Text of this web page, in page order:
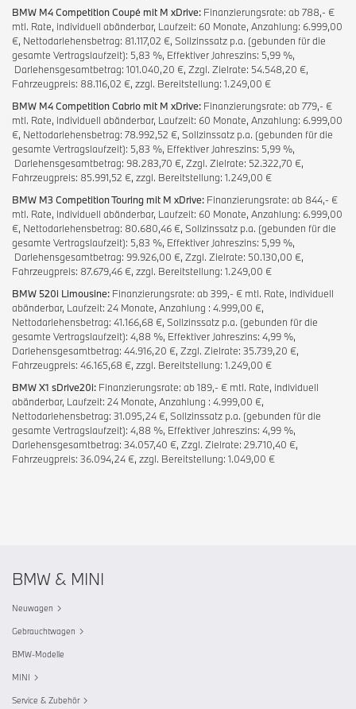
BMW M4 Competition Coupé mit M xDrive: Finanzierungsrate: ab 788,- €
mtl. Rate, individuell abänderbar, Laufzeit: 60 Monate, Anzahlung: 6.999,00
€, Nettodarlehensbetrag: 81.117,02 €, Sollzinssatz p.a. (gebunden für die
gesamte Vertragslaufzeit): 5,83 %, Effektiver Jahreszins: 5,99 %,
Darlehensgesamtbetrag: 101.040,20 €, Zzgl. Zielrate: 54.548,20 €,
Fahrzeugpreis: 88.116,02 €, zzgl. Bereitstellung: 1.249,00 €
BMW M4 Competition Cabrio mit M xDrive: Finanzierungsrate: ab 779,- €
mtl. Rate, individuell abänderbar, Laufzeit: 60 Monate, Anzahlung: 6.999,00
€, Nettodarlehensbetrag: 78.992,52 €, Sollzinssatz p.a. (gebunden für die
gesamte Vertragslaufzeit): 5,83 %, Effektiver Jahreszins: 5,99 %,
Darlehensgesamtbetrag: 98.283,70 €, Zzgl. Zielrate: 52.322,70 €,
Fahrzeugpreis: 85.991,52 €, zzgl. Bereitstellung: 1.249,00 €
BMW M3 Competition Touring mit M xDrive: Finanzierungsrate: ab 844,- €
mtl. Rate, individuell abänderbar, Laufzeit: 60 Monate, Anzahlung: 6.999,00
€, Nettodarlehensbetrag: 80.680,46 €, Sollzinssatz p.a. (gebunden für die
gesamte Vertragslaufzeit): 5,83 %, Effektiver Jahreszins: 5,99 %,
Darlehensgesamtbetrag: 99.926,00 €, Zzgl. Zielrate: 50.130,00 €,
Fahrzeugpreis: 87.679,46 €, zzgl. Bereitstellung: 1.249,00 €
BMW 520i Limousine: Finanzierungsrate: ab 399,- € mtl. Rate, individuell
abänderbar, Laufzeit: 24 Monate, Anzahlung : 4.999,00 €,
Nettodarlehensbetrag: 41.166,68 €, Sollzinssatz p.a. (gebunden für die
gesamte Vertragslaufzeit): 4,88 %, Effektiver Jahreszins: 4,99 %,
Darlehensgesamtbetrag: 44.916,20 €, Zzgl. Zielrate: 35.739,20 €,
Fahrzeugpreis: 46.165,68 €, zzgl. Bereitstellung: 1.249,00 €
BMW X1 sDrive20i: Finanzierungsrate: ab 189,- € mtl. Rate, individuell
abänderbar, Laufzeit: 24 Monate, Anzahlung : 4.999,00 €,
Nettodarlehensbetrag: 31.095,24 €, Sollzinssatz p.a. (gebunden für die
gesamte Vertragslaufzeit): 4,88 %, Effektiver Jahreszins: 4,99 %,
Darlehensgesamtbetrag: 34.057,40 €, Zzgl. Zielrate: 29.710,40 €,
Fahrzeugpreis: 36.094,24 €, zzgl. Bereitstellung: 1.049,00 €
BMW & MINI
Neuwagen
Gebrauchtwagen
BMW-Modelle
MINI
Service & Zubehör